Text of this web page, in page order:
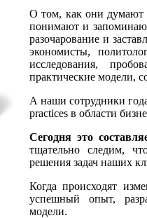
О том, как они думают
понимают и
разочарование и
экономисты,
исследования,
практические модели,
А наши сотрудники
practices в области
Сегодня это
тщательно следим,
решения задач наших
Когда происходят
успешный опыт,
модели.